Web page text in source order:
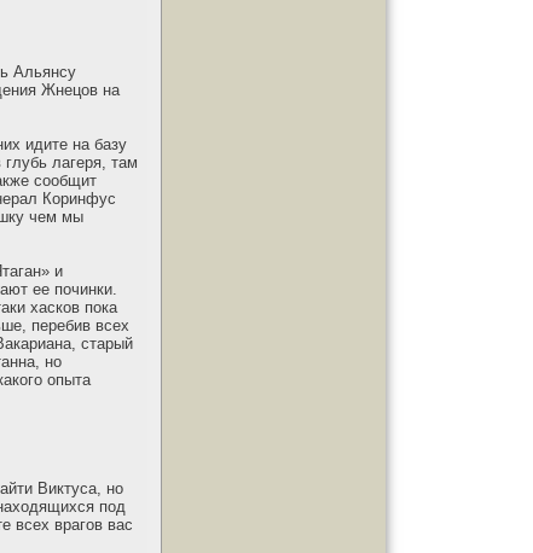
Альянсу
Жнецов на
идите на базу
лагеря, там
сообщит
Коринфус
чем мы
и
ее починки.
хасков пока
перебив всех
старый
но
опыта
Виктуса, но
под
всех врагов вас